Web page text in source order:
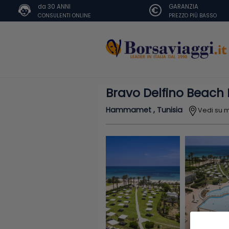
da 30 ANNI
CONSULENTI ONLINE
GARANZIA
PREZZO PIÙ BASSO
Bravo Delfino Beach
Hammamet , Tunisia Vedi su